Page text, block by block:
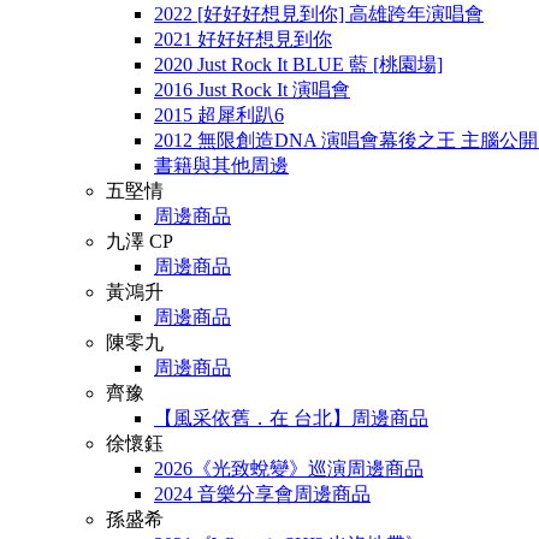
2022 [好好好想見到你] 高雄跨年演唱會
2021 好好好想見到你
2020 Just Rock It BLUE 藍 [桃園場]
2016 Just Rock It 演唱會
2015 超犀利趴6
2012 無限創造DNA 演唱會幕後之王 主腦公
書籍與其他周邊
五堅情
周邊商品
九澤 CP
周邊商品
黃鴻升
周邊商品
陳零九
周邊商品
齊豫
【風采依舊．在 台北】周邊商品
徐懷鈺
2026《光致蛻變》巡演周邊商品
2024 音樂分享會周邊商品
孫盛希